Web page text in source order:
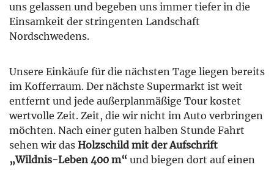
uns gelassen und begeben uns immer tiefer in die
Einsamkeit der stringenten Landschaft
Nordschwedens.
Unsere Einkäufe für die nächsten Tage liegen bereits
im Kofferraum. Der nächste Supermarkt ist weit
entfernt und jede außerplanmäßige Tour kostet
wertvolle Zeit. Zeit, die wir nicht im Auto verbringen
möchten. Nach einer guten halben Stunde Fahrt
sehen wir das Holzschild mit der Aufschrift
„Wildnis-Leben 400 m“ und biegen dort auf einen